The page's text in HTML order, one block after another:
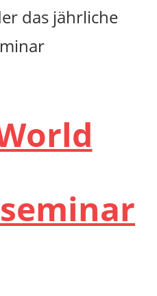
das jährliche